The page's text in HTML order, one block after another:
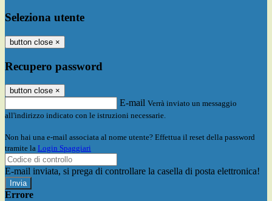
Seleziona utente
button close ×
Recupero password
button close ×
E-mail Verrà inviato un messaggio
all'indirizzo indicato con le istruzioni necessarie.
Non hai una e-mail associata al nome utente? Effettua il reset della password
tramite la Login Spaggiari
E-mail inviata, si prega di controllare la casella di posta elettronica!
Errore